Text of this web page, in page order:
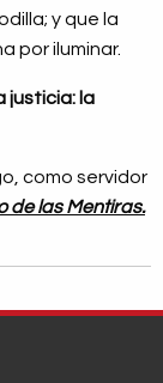
y que la
por iluminar.
justicia: la
como servidor
de las Mentiras.